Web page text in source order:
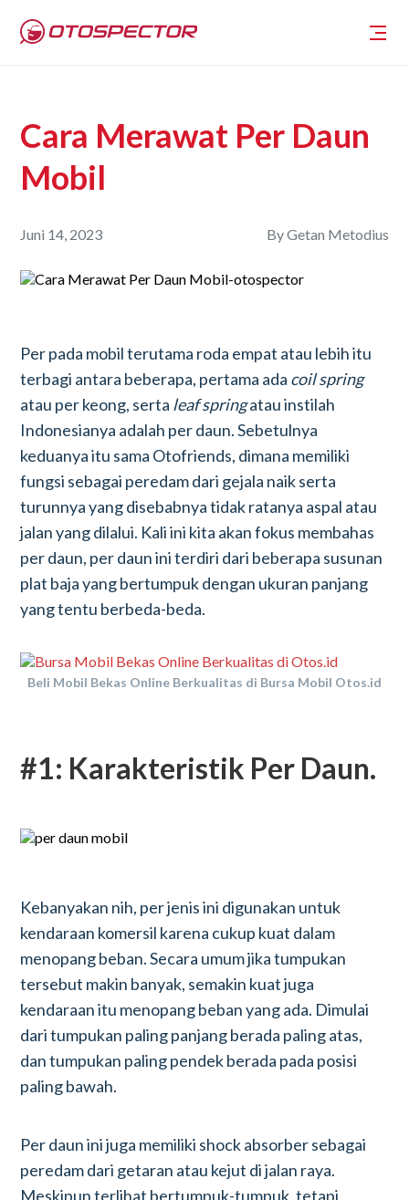
Cara Merawat Per Daun
Mobil
Juni 14, 2023 ByGetan Metodius
Per pada mobil terutama roda empat atau lebih itu
terbagi antara beberapa, pertama ada coil spring
atau per keong, serta leaf springatau instilah
Indonesianya adalah per daun. Sebetulnya
keduanya itu sama Otofriends, dimana memiliki
fungsi sebagai peredam dari gejala naik serta
turunnya yang disebabnya tidak ratanya aspal atau
jalan yang dilalui. Kali ini kita akan fokus membahas
per daun, per daun ini terdiri dari beberapa susunan
plat baja yang bertumpuk dengan ukuran panjang
yang tentu berbeda-beda.
Beli Mobil Bekas Online Berkualitas di Bursa Mobil Otos.id
#1: Karakteristik Per Daun.
Kebanyakan nih, per jenis ini digunakan untuk
kendaraan komersil karena cukup kuat dalam
menopang beban. Secara umum jika tumpukan
tersebut makin banyak, semakin kuat juga
kendaraan itu menopang beban yang ada. Dimulai
dari tumpukan paling panjang berada paling atas,
dan tumpukan paling pendek berada pada posisi
paling bawah.
Per daun ini juga memiliki shock absorber sebagai
peredam dari getaran atau kejut di jalan raya.
Meskipun terlihat bertumpuk-tumpuk, tetapi